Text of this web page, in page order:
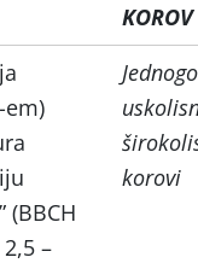
KOROV
(BBCH
–
korovi